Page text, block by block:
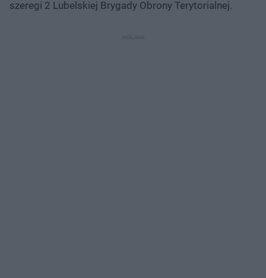
szeregi 2 Lubelskiej Brygady Obrony Terytorialnej.